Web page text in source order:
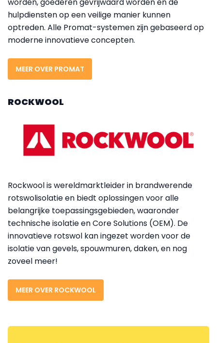
worden, goederen gevrijwaard worden en de
hulpdiensten op een veilige manier kunnen
optreden. Alle Promat-systemen zijn gebaseerd op
moderne innovatieve concepten.
MEER OVER PROMAT
ROCKWOOL
Rockwool is wereldmarktleider in brandwerende
rotswolisolatie en biedt oplossingen voor alle
belangrijke toepassingsgebieden, waaronder
technische isolatie en Core Solutions (OEM). De
innovatieve rotswol kan ingezet worden voor de
isolatie van gevels, spouwmuren, daken, en nog
zoveel meer!
MEER OVER ROCKWOOL